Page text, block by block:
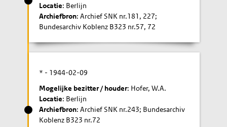
Locatie: Berlijn
Archiefbron: Archief SNK nr.181, 227;
Bundesarchiv Koblenz B323 nr.57, 72
* - 1944-02-09
Mogelijke bezitter / houder: Hofer, W.A.
Locatie: Berlijn
Archiefbron: Archief SNK nr.243; Bundesarchiv
Koblenz B323 nr.72